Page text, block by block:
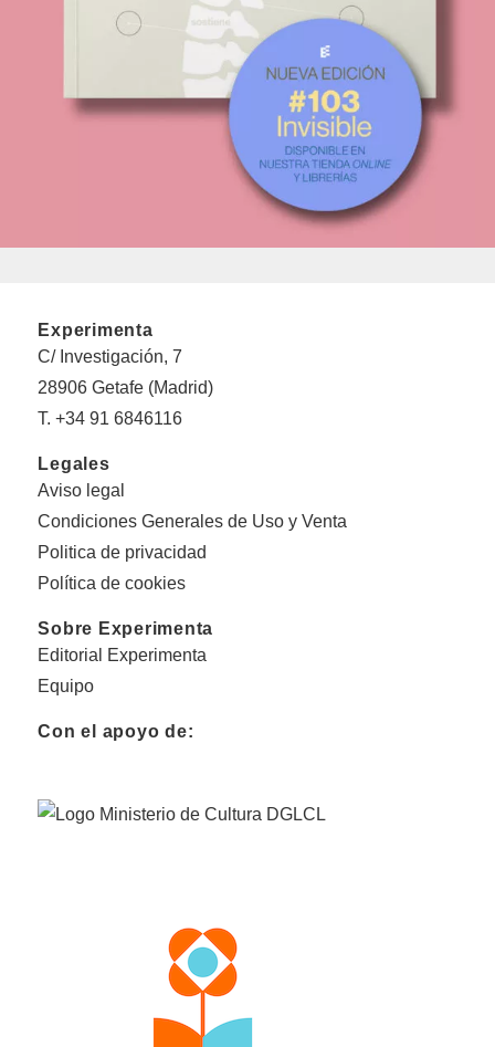
Experimenta
C/ Investigación, 7
28906 Getafe (Madrid)
T. +34 91 6846116
Legales
Aviso legal
Condiciones Generales de Uso y Venta
Politica de privacidad
Política de cookies
Sobre Experimenta
Editorial Experimenta
Equipo
Con el apoyo de: